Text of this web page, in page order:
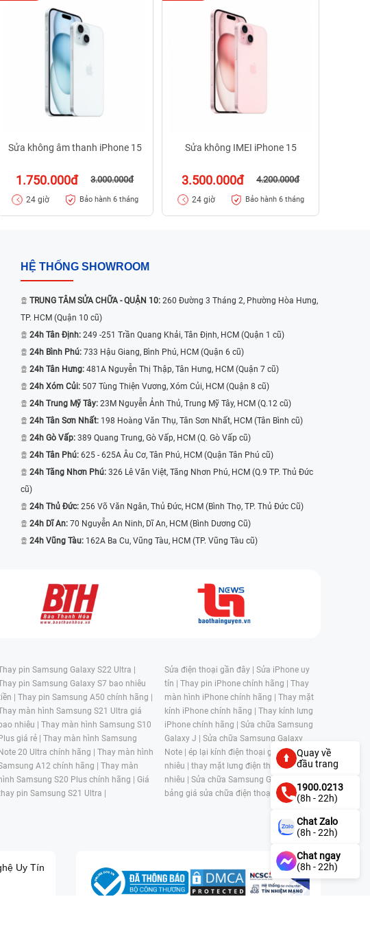
Sửa không âm thanh iPhone 15
1.750.000đ 3.000.000đ
24 giờ Bảo hành 6 tháng
Sửa không IMEI iPhone 15
3.500.000đ 4.200.000đ
24 giờ Bảo hành 6 tháng
HỆ THỐNG SHOWROOM
TRUNG TÂM SỬA CHỮA - QUẬN 10: 260 Đường 3 Tháng 2, Phường Hòa Hưng,
TP. HCM (Quận 10 cũ)
24h Tân Định: 249 -251 Trần Quang Khải, Tân Định, HCM (Quận 1 cũ)
24h Bình Phú: 733 Hậu Giang, Bình Phú, HCM (Quận 6 cũ)
24h Tân Hưng: 481A Nguyễn Thị Thập, Tân Hưng, HCM (Quận 7 cũ)
24h Xóm Củi: 507 Tùng Thiện Vương, Xóm Củi, HCM (Quận 8 cũ)
24h Trung Mỹ Tây: 23M Nguyễn Ảnh Thủ, Trung Mỹ Tây, HCM (Q.12 cũ)
24h Tân Sơn Nhất: 198 Hoàng Văn Thụ, Tân Sơn Nhất, HCM (Tân Bình cũ)
24h Gò Vấp: 389 Quang Trung, Gò Vấp, HCM (Q. Gò Vấp cũ)
24h Tân Phú: 625 - 625A Âu Cơ, Tân Phú, HCM (Quận Tân Phú cũ)
24h Tăng Nhơn Phú: 326 Lê Văn Việt, Tăng Nhơn Phú, HCM (Q.9 TP. Thủ Đức
cũ)
24h Thủ Đức: 256 Võ Văn Ngân, Thủ Đức, HCM (Bình Thọ, TP. Thủ Đức Cũ)
24h Dĩ An: 70 Nguyễn An Ninh, Dĩ An, HCM (Bình Dương Cũ)
24h Vũng Tàu: 162A Ba Cu, Vũng Tàu, HCM (TP. Vũng Tàu cũ)
pin Samsung Galaxy S22 Ultra |
pin Samsung Galaxy S7 bao nhiêu
| Thay pin Samsung A50 chính hãng |
màn hình Samsung S21 Ultra giá
nhiêu | Thay màn hình Samsung S10
giá rẻ | Thay màn hình Samsung
20 Ultra chính hãng | Thay màn hình
A12 chính hãng | Thay màn
Samsung S20 Plus chính hãng | Giá
pin Samsung S21 Ultra |
Sửa điện thoại gần đây | Sửa iPhone uy
tín | Thay pin iPhone chính hãng | Thay
màn hình iPhone chính hãng | Thay mặt
kính iPhone chính hãng | Thay kính lưng
iPhone chính hãng | Sửa chữa Samsung
Galaxy J | Sửa chữa Samsung Galaxy
Note | ép lại kính điện thoại giá bao
nhiêu | thay mặt lưng điện thoại giá bao
nhiêu | Sửa chữa Samsung Galaxy S |
bảng giá sửa chữa điện thoại samsung |
Uy Tín
Quay về
đầu trang
1900.0213
(8h - 22h)
Chat Zalo
(8h - 22h)
Chat ngay
(8h - 22h)